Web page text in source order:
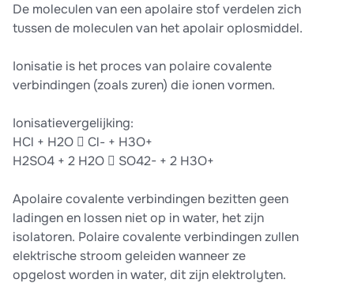
De moleculen van een apolaire stof verdelen zich
tussen de moleculen van het apolair oplosmiddel.
Ionisatie is het proces van polaire covalente
verbindingen (zoals zuren) die ionen vormen.
Ionisatievergelijking:
HCl + H2O  Cl- + H3O+
H2SO4 + 2 H2O  SO42- + 2 H3O+
Apolaire covalente verbindingen bezitten geen
ladingen en lossen niet op in water, het zijn
isolatoren. Polaire covalente verbindingen zullen
elektrische stroom geleiden wanneer ze
opgelost worden in water, dit zijn elektrolyten.